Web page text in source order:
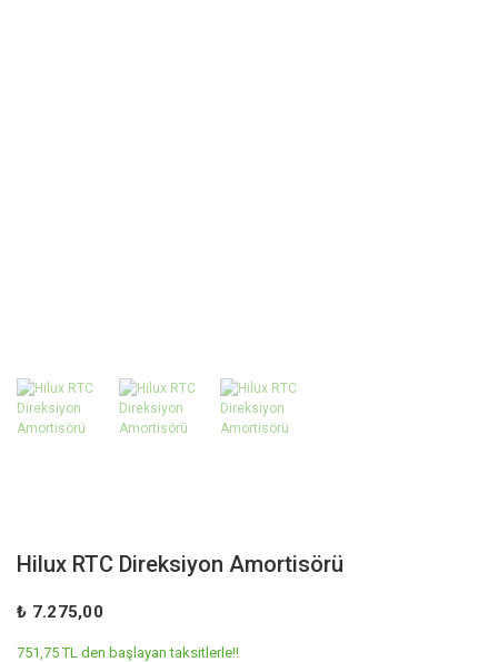
Hilux RTC Direksiyon Amortisörü
₺ 7.275,00
751,75 TL den başlayan taksitlerle!!